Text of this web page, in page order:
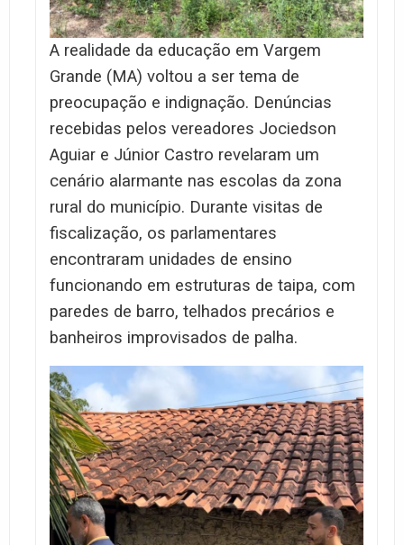
A realidade da educação em Vargem
Grande (MA) voltou a ser tema de
preocupação e indignação. Denúncias
recebidas pelos vereadores Jociedson
Aguiar e Júnior Castro revelaram um
cenário alarmante nas escolas da zona
rural do município. Durante visitas de
fiscalização, os parlamentares
encontraram unidades de ensino
funcionando em estruturas de taipa, com
paredes de barro, telhados precários e
banheiros improvisados de palha.